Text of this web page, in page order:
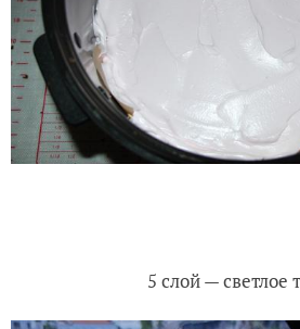
4 слой — белковая